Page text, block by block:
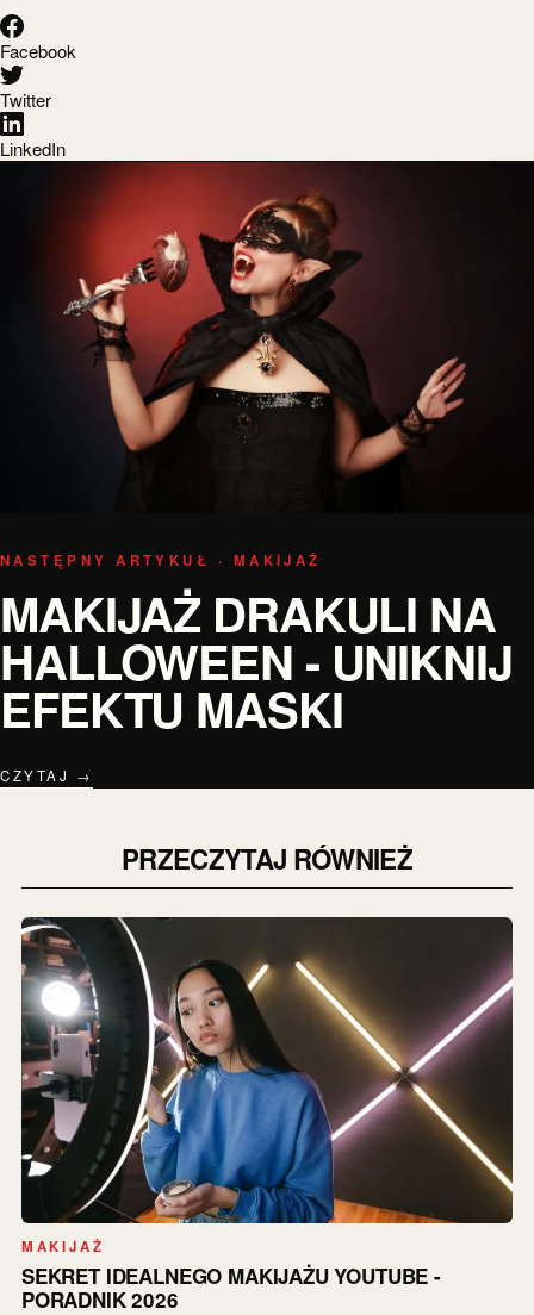
Facebook
Twitter
LinkedIn
NASTĘPNY ARTYKUŁ · MAKIJAŻ
MAKIJAŻ DRAKULI NA
HALLOWEEN - UNIKNIJ
EFEKTU MASKI
CZYTAJ →
PRZECZYTAJ RÓWNIEŻ
MAKIJAŻ
SEKRET IDEALNEGO MAKIJAŻU YOUTUBE -
PORADNIK 2026